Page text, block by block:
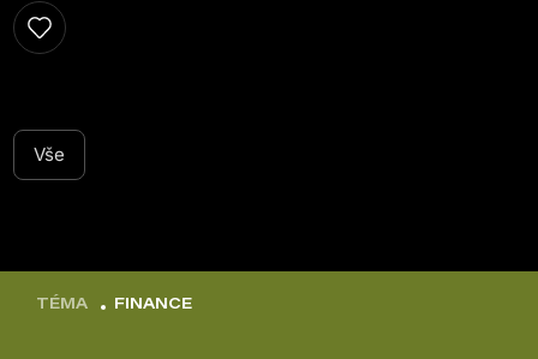
Vše
TÉMA FINANCE